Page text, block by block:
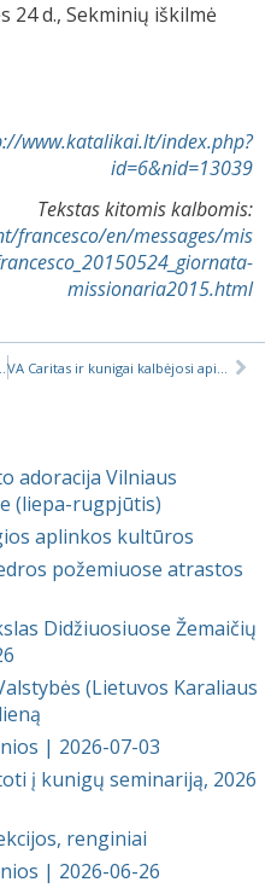
24 d., Sekminių iškilmė
www.katalikai.lt/index.php?
id=6&nid=13039
Tekstas kitomis kalbomis:
francesco/en/messages/mis
missionaria2015.html
adoracija Vilniaus
(liepa-rugpjūtis)
aplinkos kultūros
požemiuose atrastos
Didžiuosiuose Žemaičių
(Lietuvos Karaliaus
| 2026-07-03
į kunigų seminariją, 2026
renginiai
| 2026-06-26